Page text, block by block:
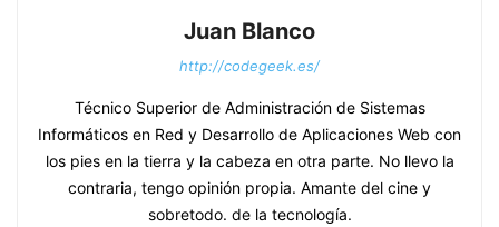
Juan Blanco
http://codegeek.es/
Técnico Superior de Administración de Sistemas
Informáticos en Red y Desarrollo de Aplicaciones Web con
los pies en la tierra y la cabeza en otra parte. No llevo la
contraria, tengo opinión propia. Amante del cine y
sobretodo. de la tecnología.